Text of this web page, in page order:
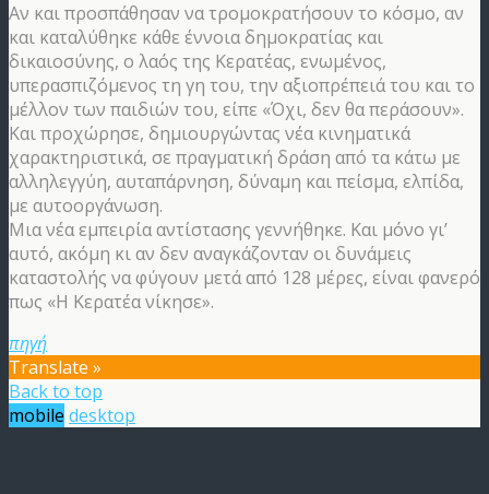
Αν και προσπάθησαν να τρομοκρατήσουν το κόσμο, αν
και καταλύθηκε κάθε έννοια δημοκρατίας και
δικαιοσύνης, ο λαός της Κερατέας, ενωμένος,
υπερασπιζόμενος τη γη του, την αξιοπρέπειά του και το
μέλλον των παιδιών του, είπε «Όχι, δεν θα περάσουν».
Και προχώρησε, δημιουργώντας νέα κινηματικά
χαρακτηριστικά, σε πραγματική δράση από τα κάτω με
αλληλεγγύη, αυταπάρνηση, δύναμη και πείσμα, ελπίδα,
με αυτοοργάνωση.
Μια νέα εμπειρία αντίστασης γεννήθηκε. Και μόνο γι’
αυτό, ακόμη κι αν δεν αναγκάζονταν οι δυνάμεις
καταστολής να φύγουν μετά από 128 μέρες, είναι φανερό
πως «Η Κερατέα νίκησε».
πηγή
Translate »
Back to top
mobile desktop